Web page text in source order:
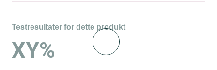
Testresultater for dette produkt
XY%